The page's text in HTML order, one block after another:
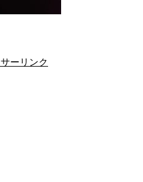
ーリンク